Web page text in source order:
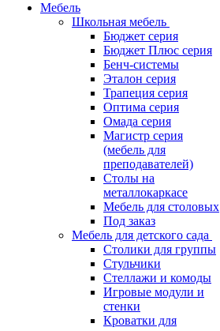
Мебель
Школьная мебель
Бюджет серия
Бюджет Плюс серия
Бенч-системы
Эталон серия
Трапеция серия
Оптима серия
Омада серия
Магистр серия
(мебель для
преподавателей)
Столы на
металлокаркасе
Мебель для столовых
Под заказ
Мебель для детского сада
Столики для группы
Стульчики
Стеллажи и комоды
Игровые модули и
стенки
Кроватки для